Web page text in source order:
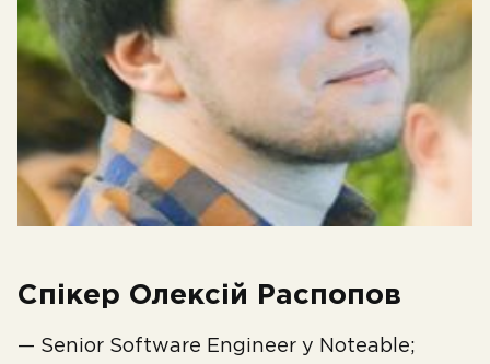
Спікер Олексій Распопов
— Senior Software Engineer у Noteable;